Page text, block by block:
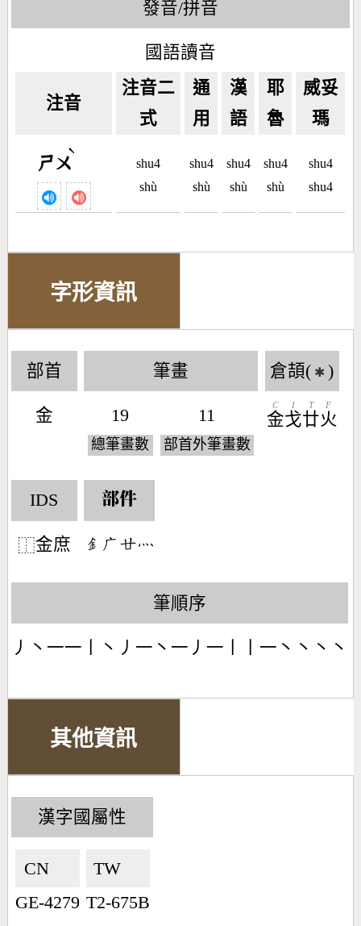
發音/拼音
國語讀音
注音
注音二
式
通
用
漢
語
耶
魯
威妥
瑪
ㄕㄨ
ˋ
shu4
shù
shu4
shù
shu4
shù
shu4
shù
shu4
shu4
字形資訊
部首
金
筆畫
19
總筆畫數
11
部首外筆畫數
倉頡( ✱ )
金
C
戈
I
廿
T
火
F
IDS
⿰金庶
部件
󶇕󶂉󶂵󶃺
筆順序
丿丶一一丨丶丿一丶一丿一丨丨一丶丶丶丶
其他資訊
漢字國屬性
CN🇨🇳
GE-4279
TW🇹🇼
T2-675B